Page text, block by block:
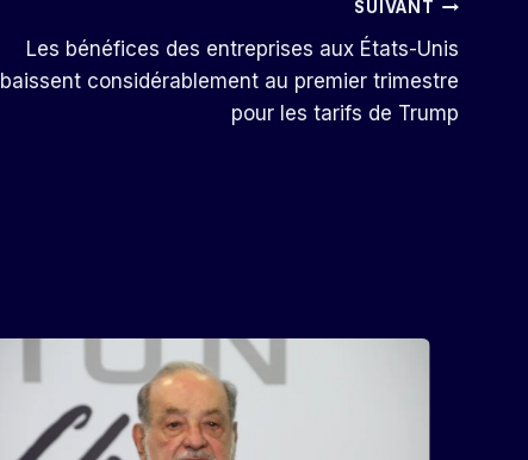
SUIVANT
Les bénéfices des entreprises aux États-Unis
baissent considérablement au premier trimestre
pour les tarifs de Trump